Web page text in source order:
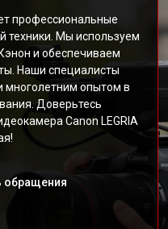
профессиональные
техники. Мы используем
и обеспечиваем
Наши специалисты
многолетним опытом в
Доверьтесь
Canon LEGRIA
обращения